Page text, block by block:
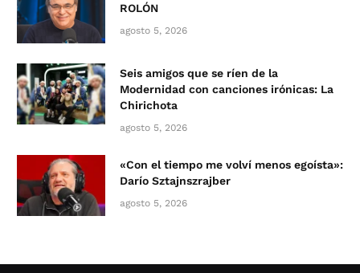
ROLÓN
agosto 5, 2026
Seis amigos que se ríen de la
Modernidad con canciones irónicas: La
Chirichota
agosto 5, 2026
«Con el tiempo me volví menos egoísta»:
Darío Sztajnszrajber
agosto 5, 2026